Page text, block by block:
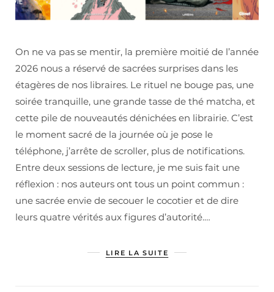
On ne va pas se mentir, la première moitié de l’année
2026 nous a réservé de sacrées surprises dans les
étagères de nos libraires. Le rituel ne bouge pas, une
soirée tranquille, une grande tasse de thé matcha, et
cette pile de nouveautés dénichées en librairie. C’est
le moment sacré de la journée où je pose le
téléphone, j’arrête de scroller, plus de notifications.
Entre deux sessions de lecture, je me suis fait une
réflexion : nos auteurs ont tous un point commun :
une sacrée envie de secouer le cocotier et de dire
leurs quatre vérités aux figures d’autorité.…
LIRE LA SUITE